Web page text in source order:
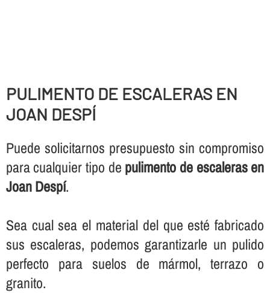
PULIMENTO DE ESCALERAS EN
JOAN DESPÍ
Puede solicitarnos presupuesto sin compromiso
para cualquier tipo de pulimento de escaleras en
Joan Despí.
Sea cual sea el material del que esté fabricado
sus escaleras, podemos garantizarle un pulido
perfecto para suelos de mármol, terrazo o
granito.